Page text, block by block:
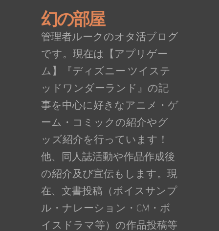
幻の部屋
管理者ルークのオタ活ブログ
です。現在は【アプリゲー
ム】『ディズニー ツイステ
ッドワンダーランド』の記
事を中心に好きなアニメ・ゲ
ーム・コミックの紹介やグ
ッズ紹介を行っています！
他、同人誌活動や作品作成後
の紹介及び宣伝もします。現
在、文書投稿（ボイスサンプ
ル・ナレーション・CM・ボ
イスドラマ等）の作品投稿等